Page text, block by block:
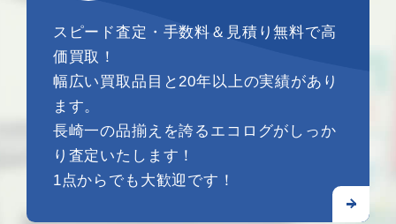
スピード査定・手数料＆見積り無料で高
価買取！
幅広い買取品目と20年以上の実績があり
ます。
長崎一の品揃えを誇るエコログがしっか
り査定いたします！
1点からでも大歓迎です！